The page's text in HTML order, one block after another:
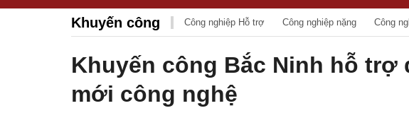
Khuyến công Công nghiệp Hỗ trợ Công nghiệp nặng Công
Khuyến công Bắc Ninh hỗ trợ
mới công nghệ